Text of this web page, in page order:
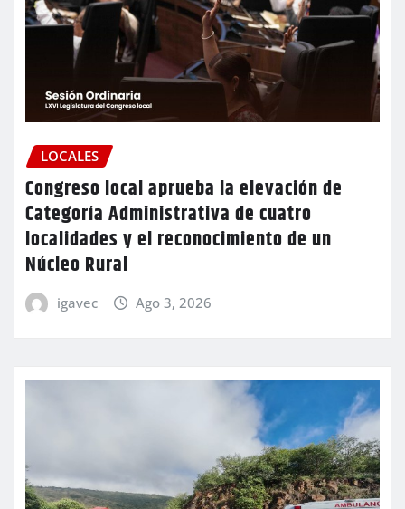
LOCALES
Congreso local aprueba la elevación de
Categoría Administrativa de cuatro
localidades y el reconocimiento de un
Núcleo Rural
igavec Ago 3, 2026